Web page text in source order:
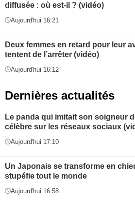
diffusée : où est-il ? (vidéo)
Aujourd'hui 16:21
Deux femmes en retard pour leur
tentent de l’arrêter (vidéo)
Aujourd'hui 16:12
Dernières actualités
Le panda qui imitait son soigneur
célèbre sur les réseaux sociaux
Aujourd'hui 17:10
Un Japonais se transforme en
stupéfie tout le monde
Aujourd'hui 16:58